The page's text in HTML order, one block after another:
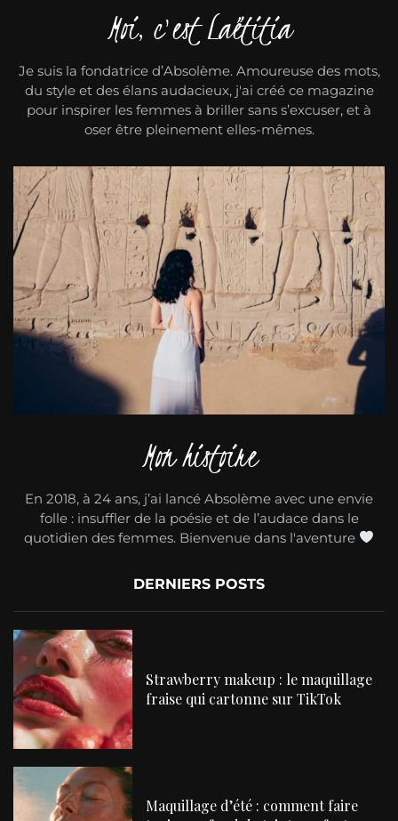
Moi, c'est Laëtitia
Je suis la fondatrice d’Absolème. Amoureuse des mots,
du style et des élans audacieux, j'ai créé ce magazine
pour inspirer les femmes à briller sans s’excuser, et à
oser être pleinement elles-mêmes.
Mon histoire
En 2018, à 24 ans, j’ai lancé Absolème avec une envie
folle : insuffler de la poésie et de l’audace dans le
quotidien des femmes. Bienvenue dans l'aventure
DERNIERS POSTS
Strawberry makeup : le maquillage
fraise qui cartonne sur TikTok
Maquillage d’été : comment faire